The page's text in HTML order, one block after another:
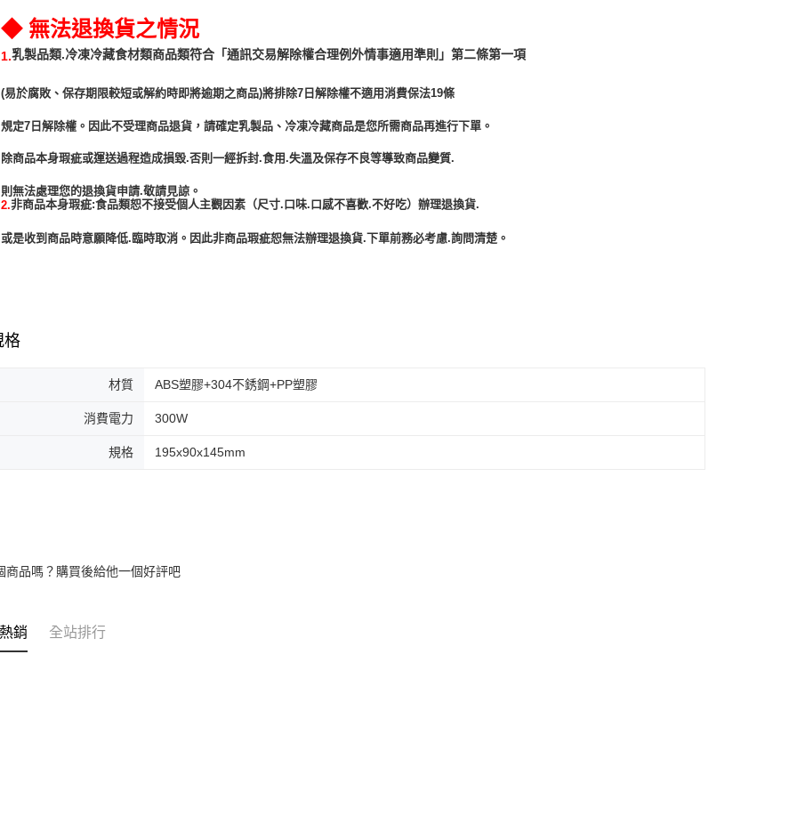
◆ 無法退換貨之情況
1.乳製品類.冷凍冷藏食材類商品類符合 「通訊交易解除權合理例外情事適用準則」第二條第一項
(易於腐敗、保存期限較短或解約時即將逾期之商品)將排除7日解除權不適用消費保法19條
規定7日解除權。因此不受理商品退貨，請確定乳製品、冷凍冷藏商品是您所需商品再進行下單。
除商品本身瑕疵或運送過程造成損毀.否則一經拆封.食用.失溫及保存不良等導致商品變質.
2.非商品本身瑕疵:食品類恕不接受個人主觀因素（尺寸.口味.口感不喜歡.不好吃）辦理退換貨.
或是收到商品時意願降低.臨時取消。因此非商品瑕疵恕無法辦理退換貨.下單前務必考慮.詢問清楚。
格
材質 ABS塑膠+304不銹鋼+PP塑膠
消費電力 300W
規格 195x90x145mm
商品嗎？購買後給他一個好評吧
銷 全站排行